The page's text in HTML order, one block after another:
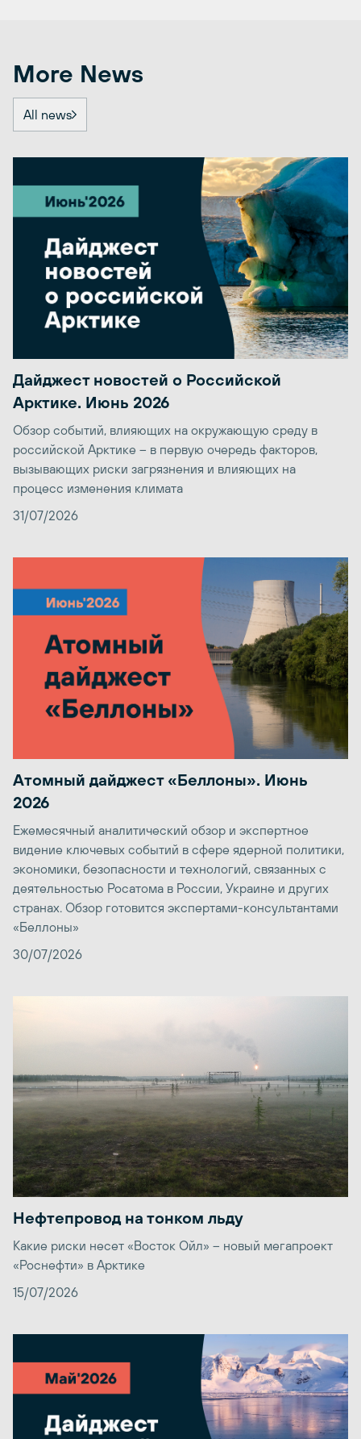
More News
All news
Дайджест новостей о Российской
Арктике. Июнь 2026
Обзор событий, влияющих на окружающую среду в
российской Арктике – в первую очередь факторов,
вызывающих риски загрязнения и влияющих на
процесс изменения климата
31/07/2026
Атомный дайджест «Беллоны». Июнь
2026
Ежемесячный аналитический обзор и экспертное
видение ключевых событий в сфере ядерной политики,
экономики, безопасности и технологий, связанных с
деятельностью Росатома в России, Украине и других
странах. Обзор готовится экспертами-консультантами
«Беллоны»
30/07/2026
Нефтепровод на тонком льду
Какие риски несет «Восток Ойл» – новый мегапроект
«Роснефти» в Арктике
15/07/2026